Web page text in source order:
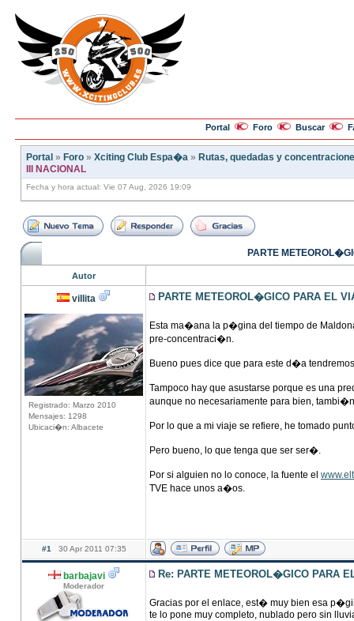
Portal Foro Buscar
Portal » Foro » Xciting Club Espa�a » Rutas, quedadas y
III NACIONAL
Fecha y hora actual: Vie 07 Aug, 2026 19:09
PARTE
Autor
villita
Registrado: Marzo 2010
Mensajes: 1298
Ubicaci�n: Albacete
PARTE METEOROL�GICO PARA EL
Esta ma�ana la p�gina del tiempo de
pre-concentraci�n.
Bueno pues dice que para este d�a
Tampoco hay que asustarse porque es una
aunque no necesariamente para bien,
Por lo que a mi viaje se refiere, he tomado
Pero bueno, lo que tenga que ser ser�.
Por si alguien no lo conoce, la fuente el
TVE hace unos a�os.
#1 30 Apr 2011 07:35
barbajavi
Moderador
Re: PARTE METEOROL�GICO PARA
Gracias por el enlace, est� muy bien esa
te lo pone muy completo, nublado pero sin